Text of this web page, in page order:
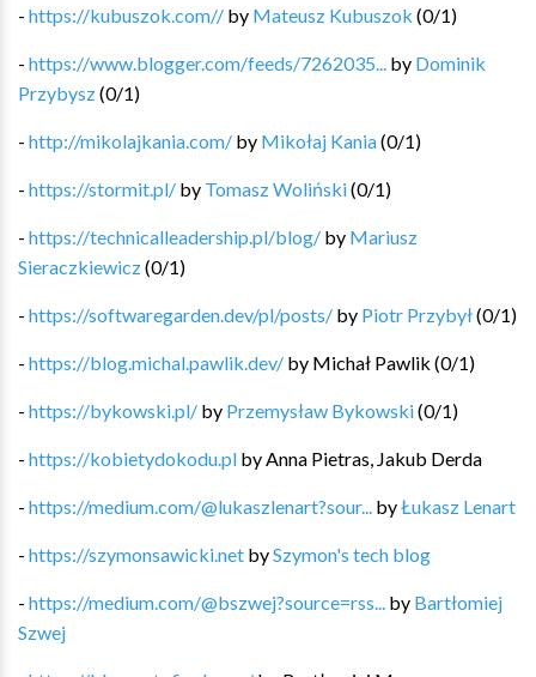
- https://kubuszok.com// by Mateusz Kubuszok (0/1)
- https://www.blogger.com/feeds/7262035... by Dominik
Przybysz(0/1)
- http://mikolajkania.com/ by Mikołaj Kania(0/1)
- https://stormit.pl/ by Tomasz Woliński(0/1)
- https://technicalleadership.pl/blog/ by Mariusz
Sieraczkiewicz(0/1)
- https://softwaregarden.dev/pl/posts/ by Piotr Przybył(0/1)
- https://blog.michal.pawlik.dev/ by Michał Pawlik (0/1)
- https://bykowski.pl/ by Przemysław Bykowski(0/1)
- https://kobietydokodu.pl by Anna Pietras, Jakub Derda
- https://medium.com/@lukaszlenart?sour... byŁukasz Lenart
- https://szymonsawicki.net bySzymon's tech blog
- https://medium.com/@bszwej?source=rss... by Bartłomiej
Szwej